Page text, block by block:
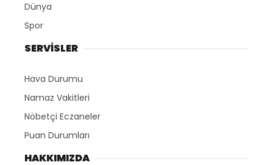
Dünya
Spor
SERVİSLER
Hava Durumu
Namaz Vakitleri
Nöbetçi Eczaneler
Puan Durumları
HAKKIMIZDA